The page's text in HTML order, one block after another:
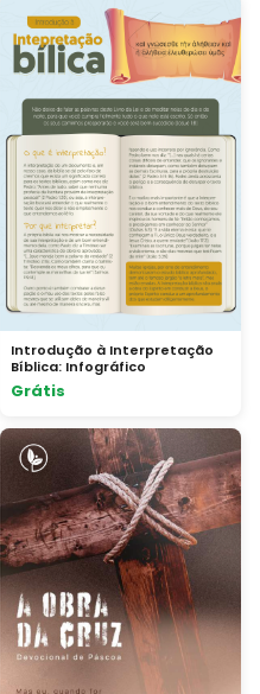
Introdução à Interpretação
Bíblica: Infográfico
Grátis